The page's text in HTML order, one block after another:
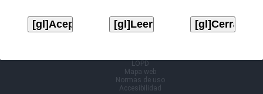
LOPD
Mapa web
Normas de uso
Accesibilidad